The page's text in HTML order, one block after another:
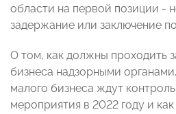
области на первой позиции -
задержание или заключение
О том, как должны проходить
бизнеса надзорными
малого бизнеса ждут
мероприятия в 2022 году и